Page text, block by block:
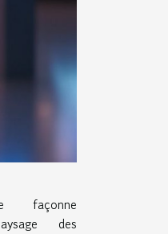
façonne
des